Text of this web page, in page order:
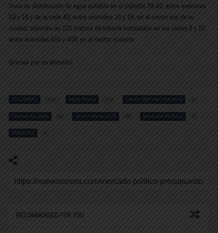
línea de distribución de agua potable en el callejón 39-40, entre avenidas
10 y 16 y de la calle 40, entre avenidas 10 y 16, en el sector sur de la
ciudad; además de 220 metros de tubería instalados en las calles 9 y 10
entre avenidas 45A y 45B, en el sector noreste.
Gracias por su atención.
COLUMNAS 1293 Agua Prieta 130 Carlos Batista Lamadrid 5
Chemel Quijada 44 Javier Mercado V. 63 Mercado Político 8
OOMAPAS 9
RECOMMENDED FOR YOU